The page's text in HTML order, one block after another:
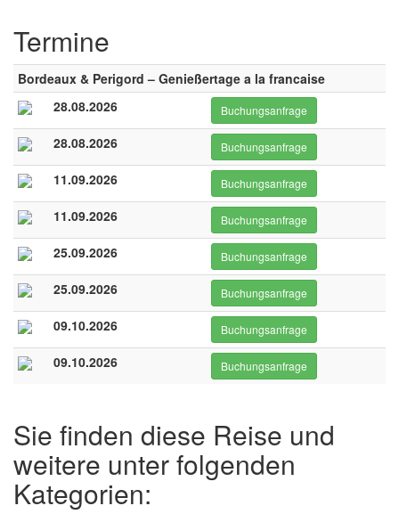
Termine
Bordeaux & Perigord – Genießertage a la francaise
28.08.2026
Buchungsanfrage
28.08.2026 Buchungsanfrage
11.09.2026 Buchungsanfrage
11.09.2026 Buchungsanfrage
25.09.2026 Buchungsanfrage
25.09.2026 Buchungsanfrage
09.10.2026 Buchungsanfrage
09.10.2026 Buchungsanfrage
Sie finden diese Reise und
weitere unter folgenden
Kategorien: